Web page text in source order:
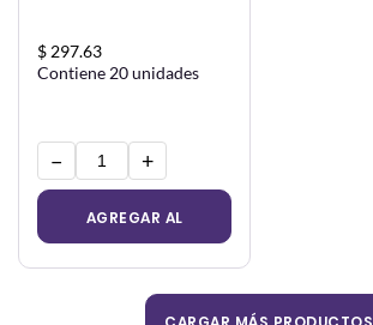
$ 297.63
Contiene 20 unidades
− +
AGREGAR AL
CARRITO